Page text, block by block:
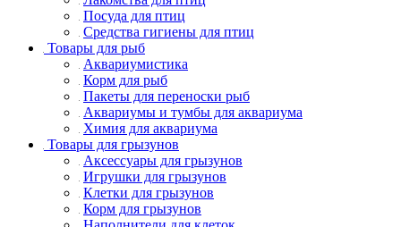
Посуда для птиц
Средства гигиены для птиц
Товары для рыб
Аквариумистика
Корм для рыб
Пакеты для переноски рыб
Аквариумы и тумбы для аквариума
Химия для аквариума
Товары для грызунов
Аксессуары для грызунов
Игрушки для грызунов
Клетки для грызунов
Корм для грызунов